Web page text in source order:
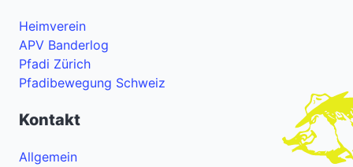
Heimverein
APV Banderlog
Pfadi Zürich
Pfadibewegung Schweiz
Kontakt
Allgemein